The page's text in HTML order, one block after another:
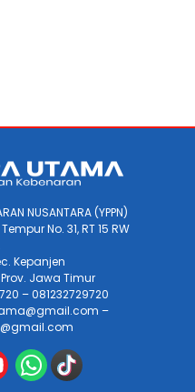
NUSANTARA (YPPN)
No. 31, RT 15 RW
Kepanjen
Jawa Timur
– 081232729720
–